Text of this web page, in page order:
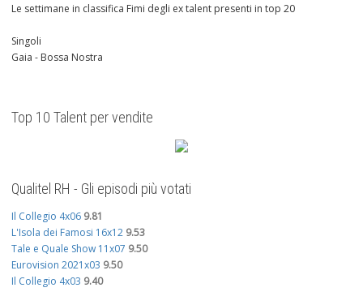
Le settimane in classifica Fimi degli ex talent presenti in top 20
Singoli
Gaia - Bossa Nostra
Top 10 Talent per vendite
Qualitel RH - Gli episodi più votati
Il Collegio 4x06 9.81
L'Isola dei Famosi 16x12 9.53
Tale e Quale Show 11x07 9.50
Eurovision 2021x03 9.50
Il Collegio 4x03 9.40